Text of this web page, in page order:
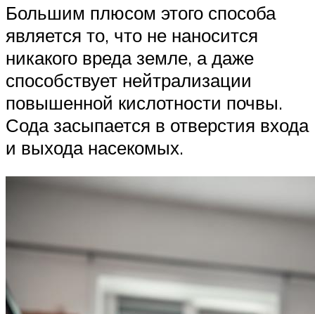
Большим плюсом этого способа
является то, что не наносится
никакого вреда земле, а даже
способствует нейтрализации
повышенной кислотности почвы.
Сода засыпается в отверстия входа
и выхода насекомых.